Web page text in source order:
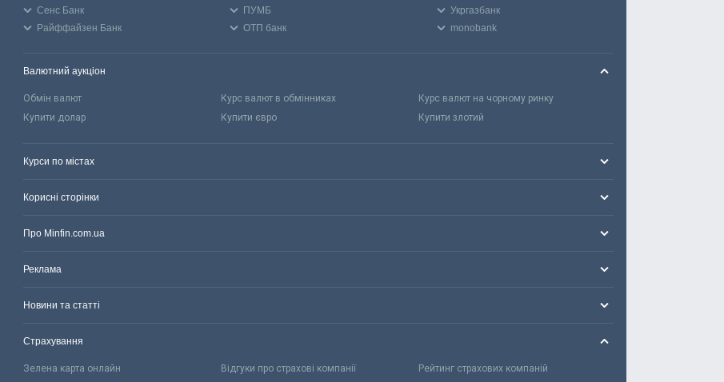
Сенс Банк
ПУМБ
Укргазбанк
Райффайзен Банк
ОТП банк monobank
Валютний аукціон
Обмін валют Курс валют в обмінниках
Курс валют на чорному ринку
Купити долар
Купити євро Купити злотий
Курси по містах
Корисні сторінки
Про Minfin.com.ua
Реклама
Новини та статті
Страхування
Зелена карта онлайн Відгуки про страхові компанії Рейтинг страхових компаній